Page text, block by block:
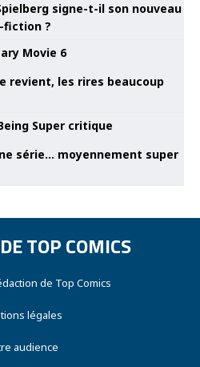
signe-t-il son nouveau
fiction ?
revient, les rires beaucoup
série… moyennement super
TOP COMICS
de Top Comics
légales
audience